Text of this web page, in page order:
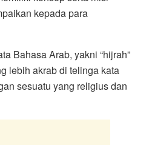
kepada para
Bahasa Arab, yakni “hijrah”
lebih akrab di telinga kata
sesuatu yang religius dan